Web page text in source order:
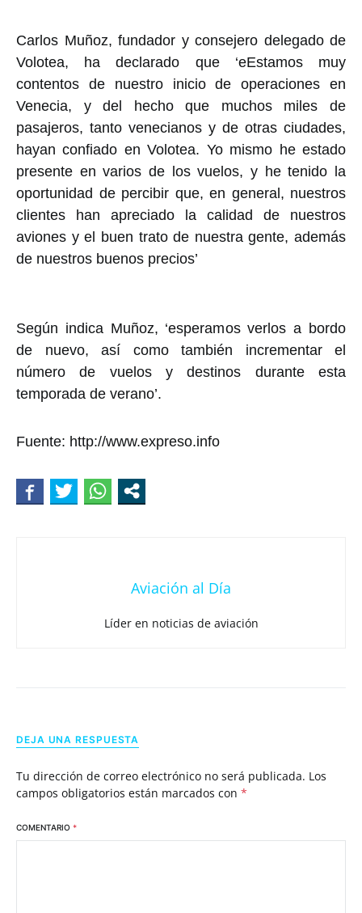
Carlos Muñoz, fundador y consejero delegado de
Volotea, ha declarado que ‘eEstamos muy
contentos de nuestro inicio de operaciones en
Venecia, y del hecho que muchos miles de
pasajeros, tanto venecianos y de otras ciudades,
hayan confiado en Volotea. Yo mismo he estado
presente en varios de los vuelos, y he tenido la
oportunidad de percibir que, en general, nuestros
clientes han apreciado la calidad de nuestros
aviones y el buen trato de nuestra gente, además
de nuestros buenos precios’
Según indica Muñoz, ‘esperamos verlos a bordo
de nuevo, así como también incrementar el
número de vuelos y destinos durante esta
temporada de verano’.
Fuente: http://www.expreso.info
Aviación al Día
Líder en noticias de aviación
DEJA UNA RESPUESTA
Tu dirección de correo electrónico no será publicada. Los
campos obligatorios están marcados con *
COMENTARIO *